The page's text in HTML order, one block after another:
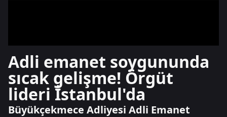
Adli emanet soygununda
sıcak gelişme! Örgüt
lideri İstanbul'da
Büyükçekmece Adliyesi Adli Emanet